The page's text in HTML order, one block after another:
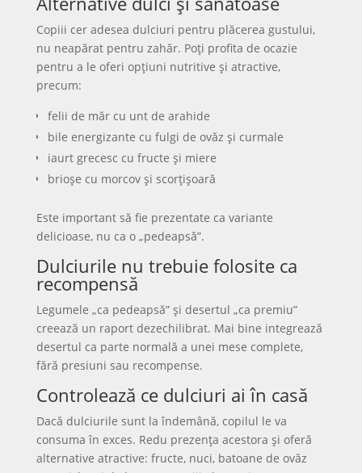
Copiii cer adesea dulciuri pentru plăcerea gustului,
nu neapărat pentru zahăr. Poți profita de ocazie
pentru a le oferi opțiuni nutritive și atractive,
precum:
felii de măr cu unt de arahide
bile energizante cu fulgi de ovăz și curmale
iaurt grecesc cu fructe și miere
brioșe cu morcov și scorțișoară
Este important să fie prezentate ca variante
delicioase, nu ca o „pedeapsă”.
Dulciurile nu trebuie folosite ca
recompensă
Legumele „ca pedeapsă” și desertul „ca premiu”
creează un raport dezechilibrat. Mai bine integrează
desertul ca parte normală a unei mese complete,
fără presiuni sau recompense.
Controlează ce dulciuri ai în casă
Dacă dulciurile sunt la îndemână, copilul le va
consuma în exces. Redu prezența acestora și oferă
alternative atractive: fructe, nuci, batoane de ovăz